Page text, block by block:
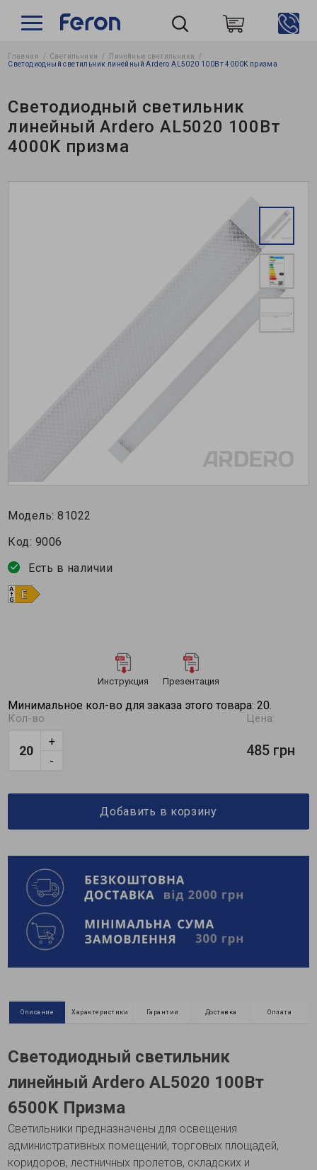
Пошук
Главная Светильники
Линейные светильники
Светодиодный светильник линейный Ardero AL5020 100Вт 4000K призма
Светодиодный светильник
линейный Ardero AL5020 100Вт
4000K призма
Модель:81022
Код: 9006
Есть в наличии
Инструкция Презентация
Минимальное кол-во для заказа этого товара: 20.
Кол-во
-
+
Цена:
485 грн
Добавить в корзину
Описание Характеристики Гарантии Доставка Оплата
Светодиодный светильник
линейный Ardero AL5020 100Вт
6500K Призма
Светильники предназначены для освещения
административных помещений, торговых площадей,
коридоров, лестничных пролетов, складских и